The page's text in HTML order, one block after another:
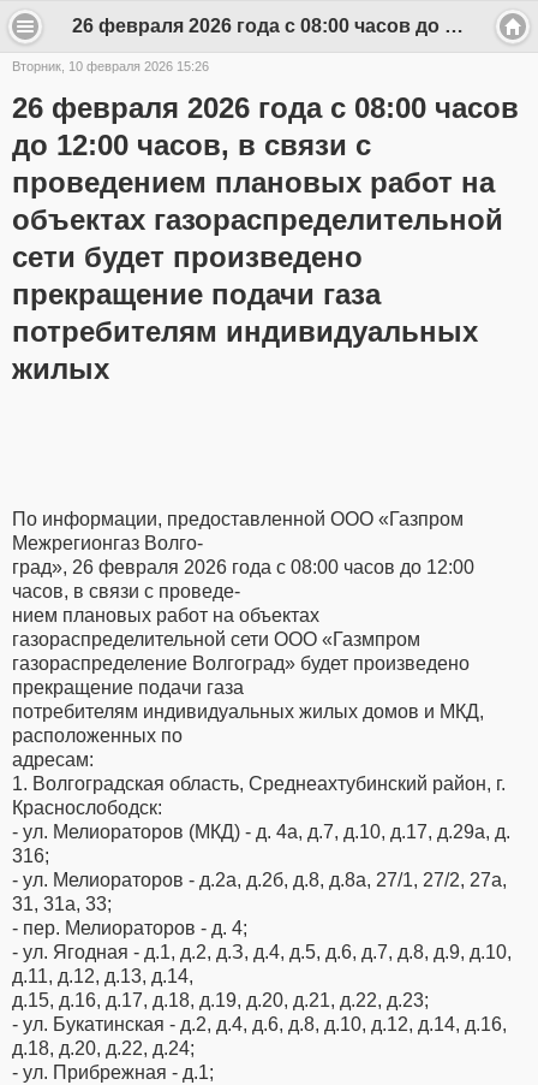
26 февраля 2026 года с 08:00 часов до 12:00 часов, в связи с проведением плановых работ на объектах газораспределительной сети будет произведено прекращение подачи газа потребителям индивидуальных жилых - k.slobodsk
Вторник, 10 февраля 2026 15:26
26 февраля 2026 года с 08:00 часов
до 12:00 часов, в связи с
проведением плановых работ на
объектах газораспределительной
сети будет произведено
прекращение подачи газа
потребителям индивидуальных
жилых
По информации, предоставленной ООО «Газпром
Межрегионгаз Волго-
град», 26 февраля 2026 года с 08:00 часов до 12:00
часов, в связи с проведе-
нием плановых работ на объектах
газораспределительной сети ООО «Газмпром
газораспределение Волгоград» будет произведено
прекращение подачи газа
потребителям индивидуальных жилых домов и МКД,
расположенных по
адресам:
1. Волгоградская область, Среднеахтубинский район, г.
Краснослободск:
- ул. Мелиораторов (МКД) - д. 4а, д.7, д.10, д.17, д.29а, д.
316;
- ул. Мелиораторов - д.2а, д.2б, д.8, д.8а, 27/1, 27/2, 27а,
31, 31а, 33;
- пер. Мелиораторов - д. 4;
- ул. Ягодная - д.1, д.2, д.З, д.4, д.5, д.6, д.7, д.8, д.9, д.10,
д.11, д.12, д.13, д.14,
д.15, д.16, д.17, д.18, д.19, д.20, д.21, д.22, д.23;
- ул. Букатинская - д.2, д.4, д.6, д.8, д.10, д.12, д.14, д.16,
д.18, д.20, д.22, д.24;
- ул. Прибрежная - д.1;